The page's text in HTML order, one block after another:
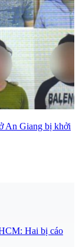
An Giang bị khởi
Hai bị cáo